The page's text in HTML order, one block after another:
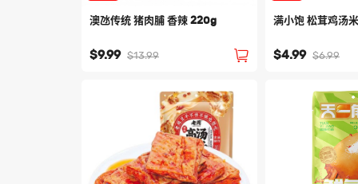
澳氹传统 猪肉脯 香辣 220g
$9.99 $13.99
满小饱 松茸鸡汤
$4.99 $6.99